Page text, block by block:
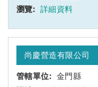
詳細資料
尚慶營造有限公司
金門縣